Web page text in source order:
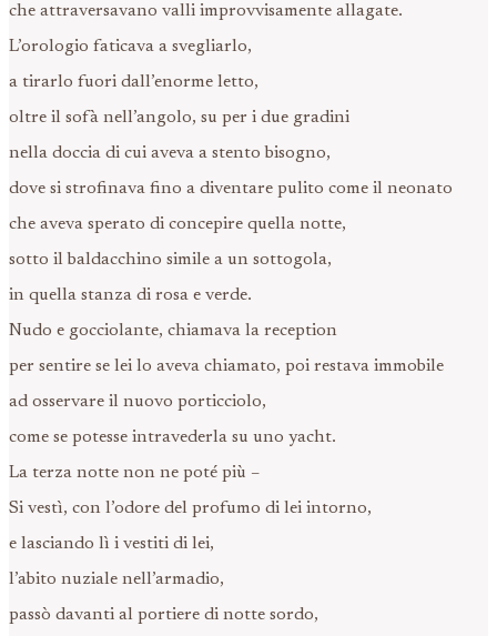
che attraversavano valli improvvisamente allagate.
L’orologio faticava a svegliarlo,
a tirarlo fuori dall’enorme letto,
oltre il sofà nell’angolo, su per i due gradini
nella doccia di cui aveva a stento bisogno,
dove si strofinava fino a diventare pulito come il neonato
che aveva sperato di concepire quella notte,
sotto il baldacchino simile a un sottogola,
in quella stanza di rosa e verde.
Nudo e gocciolante, chiamava la reception
per sentire se lei lo aveva chiamato, poi restava immobile
ad osservare il nuovo porticciolo,
come se potesse intravederla su uno yacht.
La terza notte non ne poté più –
Si vestì, con l’odore del profumo di lei intorno,
e lasciando lì i vestiti di lei,
l’abito nuziale nell’armadio,
passò davanti al portiere di notte sordo,